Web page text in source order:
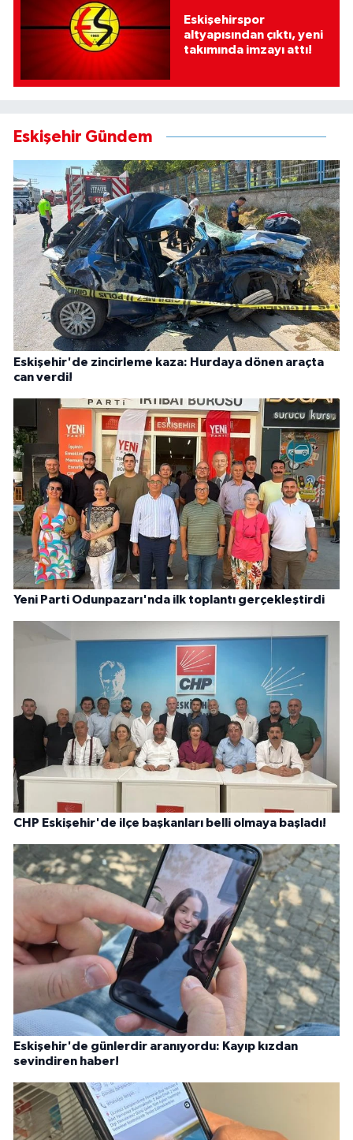
Eskişehirspor
altyapısından çıktı, yeni
takımında imzayı attı!
Eskişehir Gündem
Eskişehir'de zincirleme kaza: Hurdaya dönen araçta
can verdi!
Yeni Parti Odunpazarı'nda ilk toplantı gerçekleştirdi
CHP Eskişehir'de ilçe başkanları belli olmaya başladı!
Eskişehir'de günlerdir aranıyordu: Kayıp kızdan
sevindiren haber!